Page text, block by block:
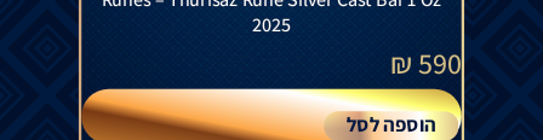
2025
590
₪
הוספה לסל